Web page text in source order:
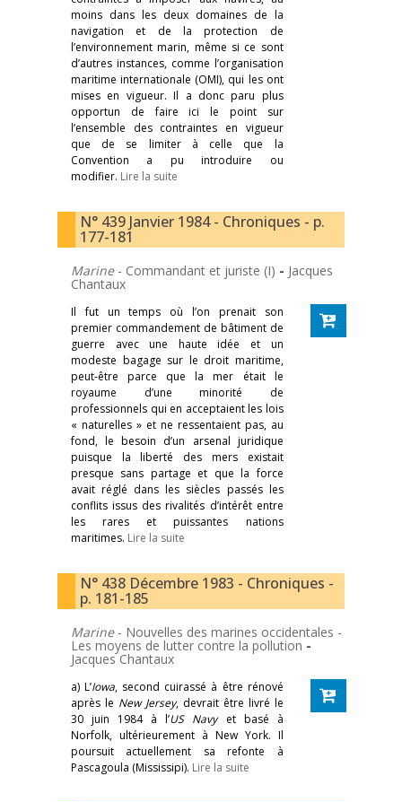
moins dans les deux domaines de la
navigation et de la protection de
l’environnement marin, même si ce sont
d’autres instances, comme l’organisation
maritime internationale (OMI), qui les ont
mises en vigueur. Il a donc paru plus
opportun de faire ici le point sur
l’ensemble des contraintes en vigueur
que de se limiter à celle que la
Convention a pu introduire ou
modifier. Lire la suite
N° 439 Janvier 1984 - Chroniques - p.
177-181
Marine - Commandant et juriste (I) - Jacques
Chantaux
Il fut un temps où l’on prenait son
premier commandement de bâtiment de
guerre avec une haute idée et un
modeste bagage sur le droit maritime,
peut-être parce que la mer était le
royaume d’une minorité de
professionnels qui en acceptaient les lois
« naturelles » et ne ressentaient pas, au
fond, le besoin d’un arsenal juridique
puisque la liberté des mers existait
presque sans partage et que la force
avait réglé dans les siècles passés les
conflits issus des rivalités d’intérêt entre
les rares et puissantes nations
maritimes. Lire la suite
N° 438 Décembre 1983 - Chroniques -
p. 181-185
Marine - Nouvelles des marines occidentales -
Les moyens de lutter contre la pollution -
Jacques Chantaux
a) L’Iowa, second cuirassé à être rénové
après le New Jersey, devrait être livré le
30 juin 1984 à l’US Navyet basé à
Norfolk, ultérieurement à New York. Il
poursuit actuellement sa refonte à
Pascagoula (Mississipi). Lire la suite